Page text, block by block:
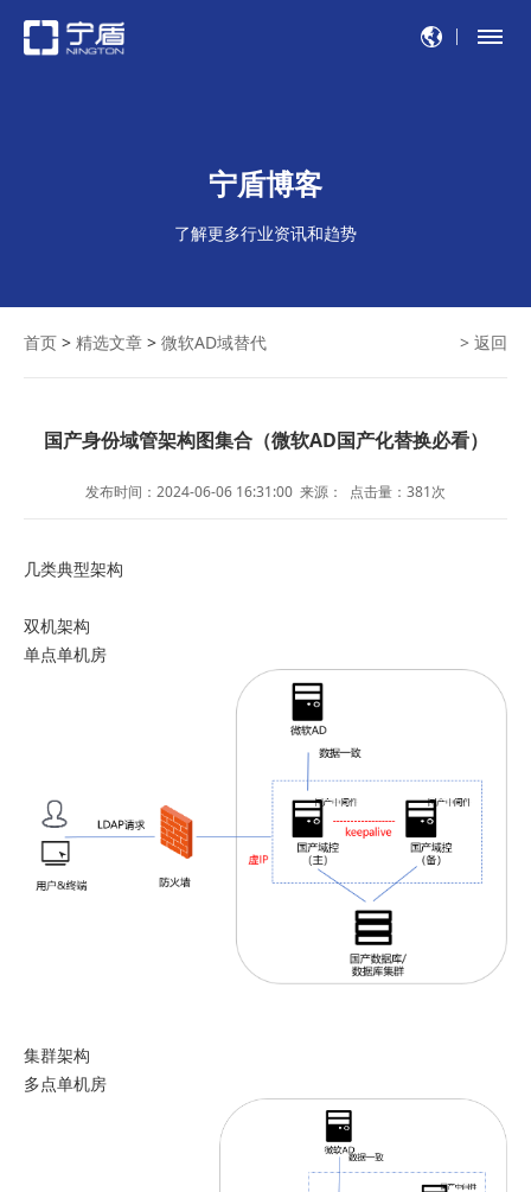
宁盾博客
了解更多行业资讯和趋势
> 返回
首页 > 精选文章 > 微软AD域替代
国产身份域管架构图集合（微软AD国产化替换必看）
发布时间：2024-06-06 16:31:00 来源： 点击量： 381次
几类典型架构
双机架构
单点单机房
集群架构
多点单机房